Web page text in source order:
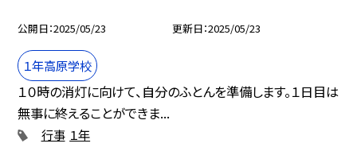
公開日 2025/05/23 更新日 2025/05/23
１年高原学校
１０時の消灯に向けて、自分のふとんを準備します。１日目は
無事に終えることができま...
行事 １年